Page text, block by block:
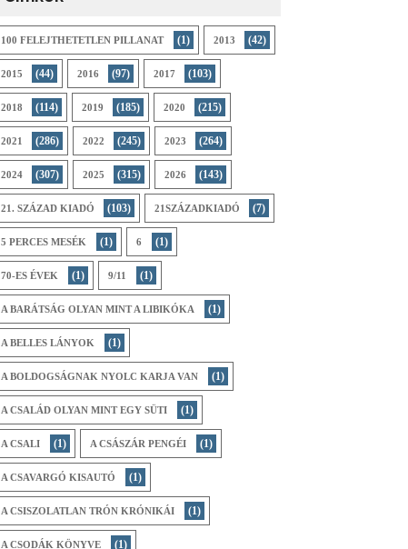
100 FELEJTHETETLEN PILLANAT (1) 2013 (42)
2015 (44) 2016 (97) 2017 (103)
2018 (114) 2019 (185) 2020 (215)
2021 (286) 2022 (245) 2023 (264)
2024 (307) 2025 (315) 2026 (143)
21. SZÁZAD KIADÓ (103) 21SZÁZADKIADÓ (7)
5 PERCES MESÉK (1) 6 (1)
70-ES ÉVEK (1) 9/11 (1)
A BARÁTSÁG OLYAN MINT A LIBIKÓKA (1)
A BELLES LÁNYOK (1)
A BOLDOGSÁGNAK NYOLC KARJA VAN (1)
A CSALÁD OLYAN MINT EGY SÜTI (1)
A CSALI (1) A CSÁSZÁR PENGÉI (1)
A CSAVARGÓ KISAUTÓ (1)
A CSISZOLATLAN TRÓN KRÓNIKÁI (1)
A CSODÁK KÖNYVE (1)